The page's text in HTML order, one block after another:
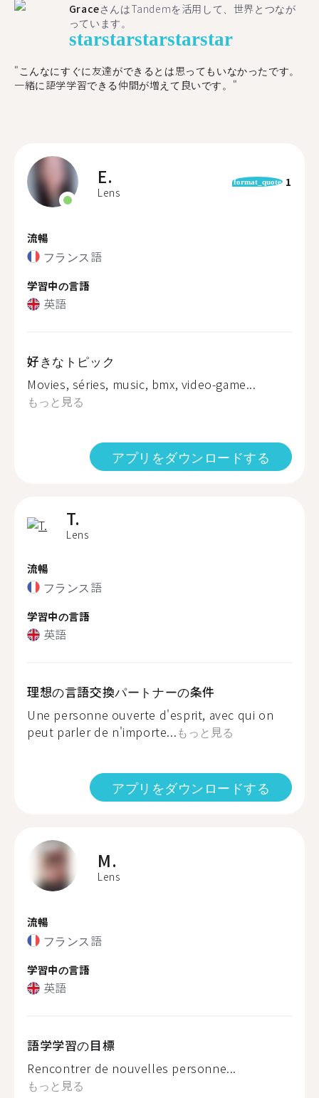
GraceさんはTandemを活用して、世界とつなが
っています。
starstarstarstarstar
"こんなにすぐに友達ができるとは思ってもいなかったです。
一緒に語学学習できる仲間が増えて良いです。"
E.
Lens
format_quote 1
流暢
フランス語
学習中の言語
英語
好きなトピック
Movies, séries, music, bmx, video-game...
もっと見る
アプリをダウンロードする
T.
Lens
流暢
フランス語
学習中の言語
英語
理想の言語交換パートナーの条件
Une personne ouverte d'esprit, avec qui on
peut parler de n'importe...もっと見る
アプリをダウンロードする
M.
Lens
流暢
フランス語
学習中の言語
英語
語学学習の目標
Rencontrer de nouvelles personne...
もっと見る